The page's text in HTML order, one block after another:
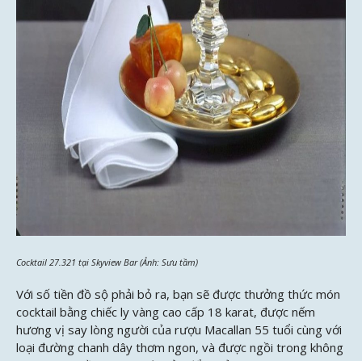
Cocktail 27.321 tại Skyview Bar (Ảnh: Sưu tầm)
Với số tiền đồ sộ phải bỏ ra, bạn sẽ được thưởng thức món
cocktail bằng chiếc ly vàng cao cấp 18 karat, được nếm
hương vị say lòng người của rượu Macallan 55 tuổi cùng với
loại đường chanh dây thơm ngon, và được ngồi trong không